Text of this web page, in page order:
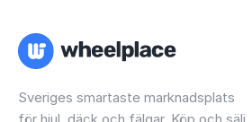
Sveriges smartaste marknadsplats